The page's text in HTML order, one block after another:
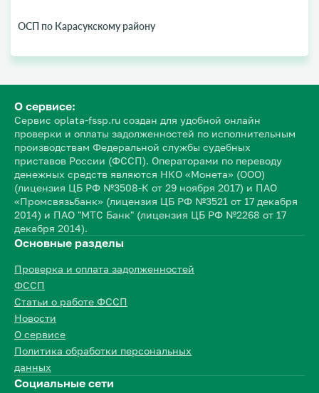
ОСП по Карасукскому району
О сервисе:
Сервис oplata-fssp.ru создан для удобной онлайн
проверки и оплаты задолженностей по исполнительным
производствам Федеральной службы судебных
приставов России (ФССП). Операторами по переводу
денежных средств являются НКО «Монета» (ООО)
(лицензия ЦБ РФ №3508-К от 29 ноября 2017) и ПАО
«Промсвязьбанк» (лицензия ЦБ РФ №3521 от 17 декабря
2014) и ПАО "МТС Банк" (лицензия ЦБ РФ №2268 от 17
декабря 2014).
Основные разделы
Проверка и оплата задолженностей
ФССП
Статьи о работе ФССП
Новости
О сервисе
Политика обработки персональных
данных
Социальные сети